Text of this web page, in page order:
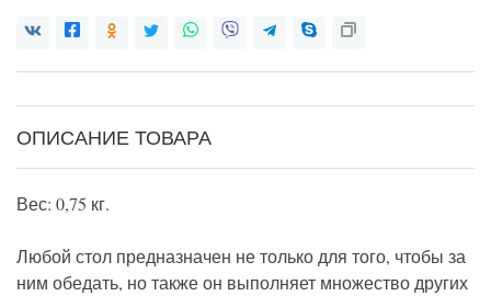
ОПИСАНИЕ ТОВАРА
Вес: 0,75 кг.
Любой стол предназначен не только для того, чтобы за
ним обедать, но также он выполняет множество других